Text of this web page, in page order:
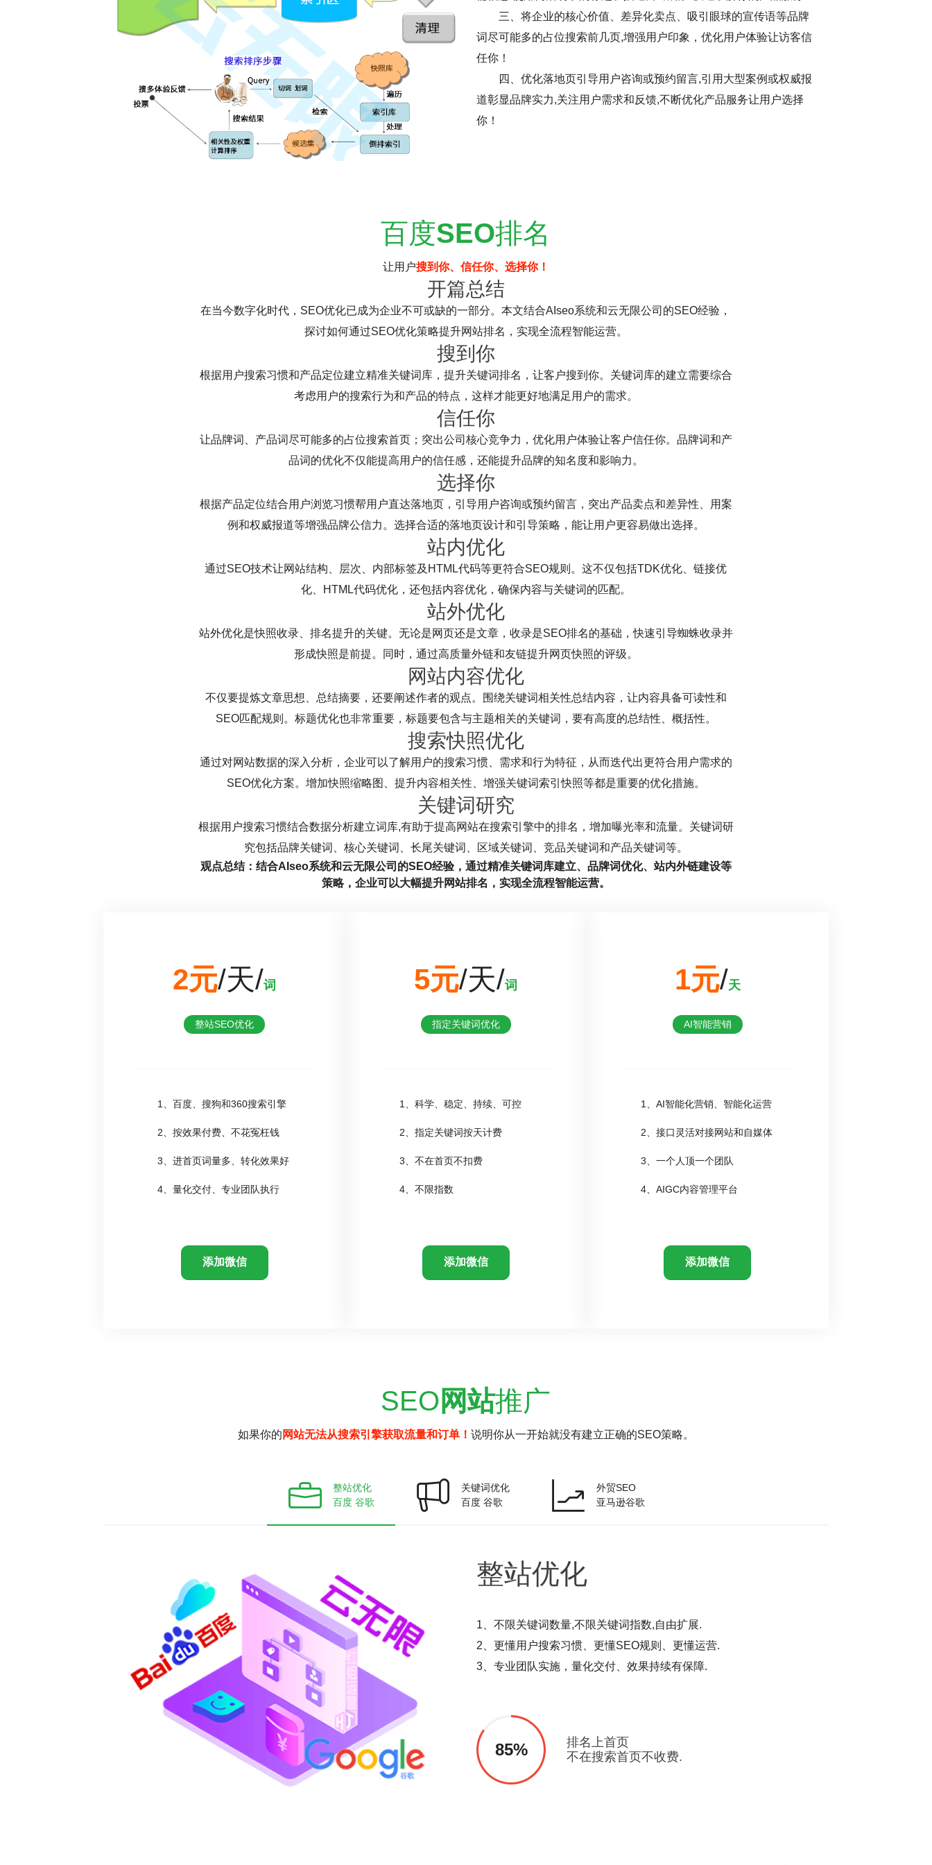
三、将企业的核心价值、差异化卖点、吸引眼球的宣传语等品牌
词尽可能多的占位搜索前几页,增强用户印象，优化用户体验让访客信
任你！
四、优化落地页引导用户咨询或预约留言,引用大型案例或权威报
道彰显品牌实力,关注用户需求和反馈,不断优化产品服务让用户选择
你！
百度SEO排名
让用户搜到你、信任你、选择你！
开篇总结
在当今数字化时代，SEO优化已成为企业不可或缺的一部分。本文结合AIseo系统和云无限公司的SEO经验，
探讨如何通过SEO优化策略提升网站排名，实现全流程智能运营。
搜到你
根据用户搜索习惯和产品定位建立精准关键词库，提升关键词排名，让客户搜到你。关键词库的建立需要综合
考虑用户的搜索行为和产品的特点，这样才能更好地满足用户的需求。
信任你
让品牌词、产品词尽可能多的占位搜索首页；突出公司核心竞争力，优化用户体验让客户信任你。品牌词和产
品词的优化不仅能提高用户的信任感，还能提升品牌的知名度和影响力。
选择你
根据产品定位结合用户浏览习惯帮用户直达落地页，引导用户咨询或预约留言，突出产品卖点和差异性、用案
例和权威报道等增强品牌公信力。选择合适的落地页设计和引导策略，能让用户更容易做出选择。
站内优化
通过SEO技术让网站结构、层次、内部标签及HTML代码等更符合SEO规则。这不仅包括TDK优化、链接优
化、HTML代码优化，还包括内容优化，确保内容与关键词的匹配。
站外优化
站外优化是快照收录、排名提升的关键。无论是网页还是文章，收录是SEO排名的基础，快速引导蜘蛛收录并
形成快照是前提。同时，通过高质量外链和友链提升网页快照的评级。
网站内容优化
不仅要提炼文章思想、总结摘要，还要阐述作者的观点。围绕关键词相关性总结内容，让内容具备可读性和
SEO匹配规则。标题优化也非常重要，标题要包含与主题相关的关键词，要有高度的总结性、概括性。
搜索快照优化
通过对网站数据的深入分析，企业可以了解用户的搜索习惯、需求和行为特征，从而迭代出更符合用户需求的
SEO优化方案。增加快照缩略图、提升内容相关性、增强关键词索引快照等都是重要的优化措施。
关键词研究
根据用户搜索习惯结合数据分析建立词库,有助于提高网站在搜索引擎中的排名，增加曝光率和流量。关键词研
究包括品牌关键词、核心关键词、长尾关键词、区域关键词、竞品关键词和产品关键词等。
观点总结：结合AIseo系统和云无限公司的SEO经验，通过精准关键词库建立、品牌词优化、站内外链建设等
策略，企业可以大幅提升网站排名，实现全流程智能运营。
2元/天/词
整站SEO优化
1、百度、搜狗和360搜索引擎
2、按效果付费、不花冤枉钱
3、进首页词量多、转化效果好
4、量化交付、专业团队执行
添加微信
5元/天/词
指定关键词优化
1、科学、稳定、持续、可控
2、指定关键词按天计费
3、不在首页不扣费
4、不限指数
添加微信
1元/天
AI智能营销
1、AI智能化营销、智能化运营
2、接口灵活对接网站和自媒体
3、一个人顶一个团队
4、AIGC内容管理平台
添加微信
SEO 网站推广
如果你的 网站无法从搜索引擎获取流量和订单！ 说明你从一开始就没有建立正确的SEO策略。
整站优化
百度 谷歌
关键词优化
百度 谷歌
外贸SEO
亚马逊谷歌
整站优化
1、不限关键词数量,不限关键词指数,自由扩展.
2、更懂用户搜索习惯、更懂SEO规则、更懂运营.
3、专业团队实施，量化交付、效果持续有保障.
85%
排名上首页
不在搜索首页不收费.